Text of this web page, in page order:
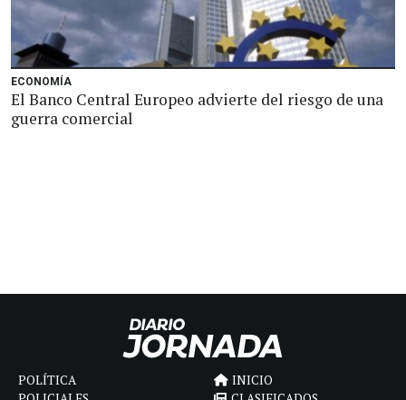
ECONOMÍA
El Banco Central Europeo advierte del riesgo de una
guerra comercial
POLÍTICA
INICIO